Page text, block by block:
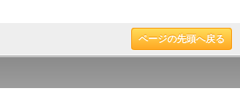
ページの先頭へ戻る